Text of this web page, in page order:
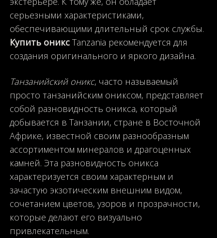
серьезными характеристиками,
обеспечивающими длительный срок службы.
Купить оникс Tanzania рекомендуется для
создания оригинального и яркого дизайна.
Танзанийский оникс, часто называемый
просто танзанийским ониксом, представляет
собой разновидность оникса, который
добывается в Танзании, стране в Восточной
Африке, известной своим разнообразным
ассортиментом минералов и драгоценных
камней. Эта разновидность оникса
характеризуется своим характерным и
зачастую экзотическим внешним видом,
сочетанием цветов, узоров и прозрачности,
которые делают его визуально
привлекательным.